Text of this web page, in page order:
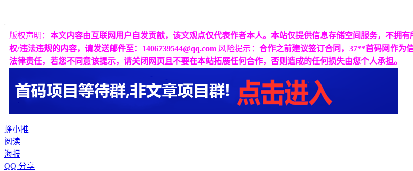
版权声明： 本文内容由互联网用户自发贡献，该文观点仅代表作者本人。本站仅提供信息存储空间服务，不拥
权/违法违规的内容，请发送邮件至：1406739544@qq.com 风险提示： 合作之前建议签订合同，37**首码网作为
法律责任，若您不同意该提示，请关闭网页且不要在本站拓展任何合作，否则造成的任何损失由您个人承担。
蜂小推
阅读
海报
QQ 分享